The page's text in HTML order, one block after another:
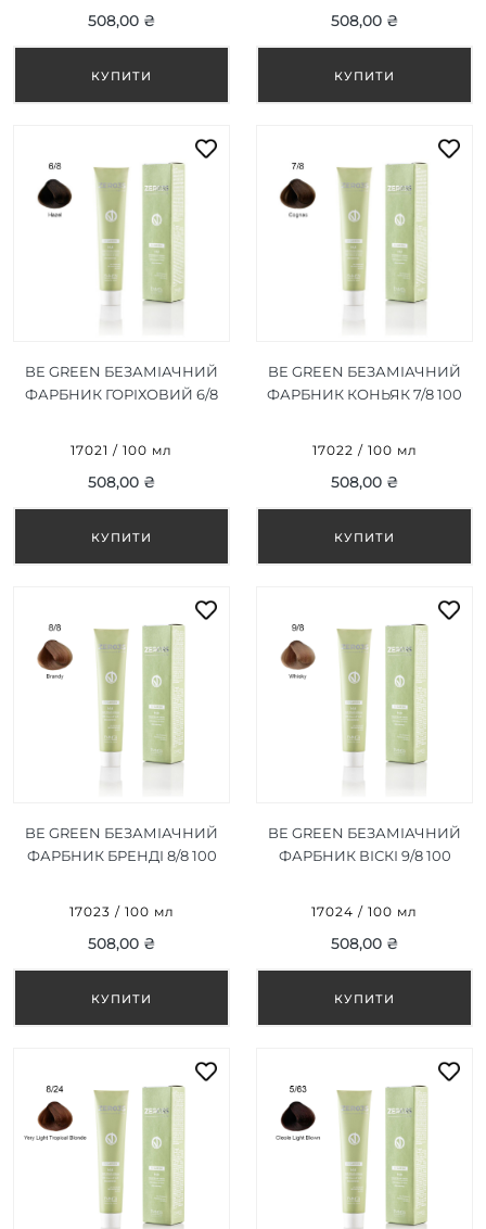
508,00 ₴ 508,00 ₴
BE GREEN БЕЗАМІАЧНИЙ
ФАРБНИК ГОРІХОВИЙ 6/8
17021 / 100 мл
508,00 ₴
BE GREEN БЕЗАМІАЧНИЙ
ФАРБНИК КОНЬЯК 7/8 100
17022 / 100 мл
508,00 ₴
BE GREEN БЕЗАМІАЧНИЙ
ФАРБНИК БРЕНДІ 8/8 100
17023 / 100 мл
508,00 ₴
BE GREEN БЕЗАМІАЧНИЙ
ФАРБНИК ВІСКІ 9/8 100
17024 / 100 мл
508,00 ₴